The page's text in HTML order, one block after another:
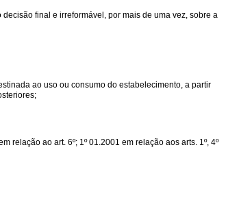
final e irreformável, por mais de uma vez, sobre a
ao uso ou consumo do estabelecimento, a partir
relação ao art. 6º; 1º 01.2001 em relação aos arts. 1º, 4º